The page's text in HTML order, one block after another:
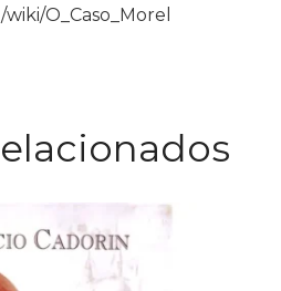
O_Caso_Morel